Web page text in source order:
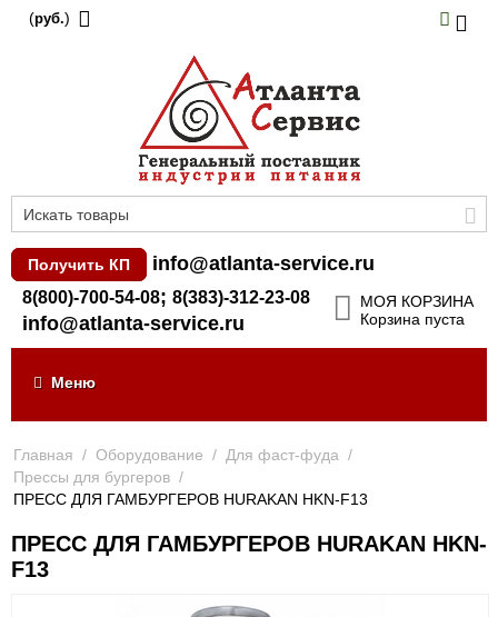
(руб.)
Получить КП info@atlanta-service.ru
8(800)-700-54-08; 8(383)-312-23-08
info@atlanta-service.ru
МОЯ КОРЗИНА
Корзина пуста
Меню
Главная / Оборудование / Для фаст-фуда /
Прессы для бургеров /
ПРЕСС ДЛЯ ГАМБУРГЕРОВ HURAKAN HKN-F13
ПРЕСС ДЛЯ ГАМБУРГЕРОВ HURAKAN HKN-
F13